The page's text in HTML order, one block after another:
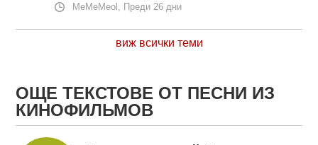
MeMeMeol, Преди 26 дни
виж всички теми
ОЩЕ ТЕКСТОВЕ ОТ ПЕСНИ ИЗ
КИНОФИЛЬМОВ